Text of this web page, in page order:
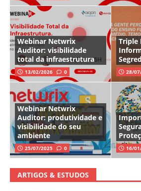
Webinar Netwrix
Auditor: visibilidade
total da infraestrutura
13/02/2026 0
Triple
28/
Webinar Netwrix
Auditor: produtividade e
visibilidade do seu
ambiente
25/07/2025 0 16/
ARTIGOS & ESTUDOS